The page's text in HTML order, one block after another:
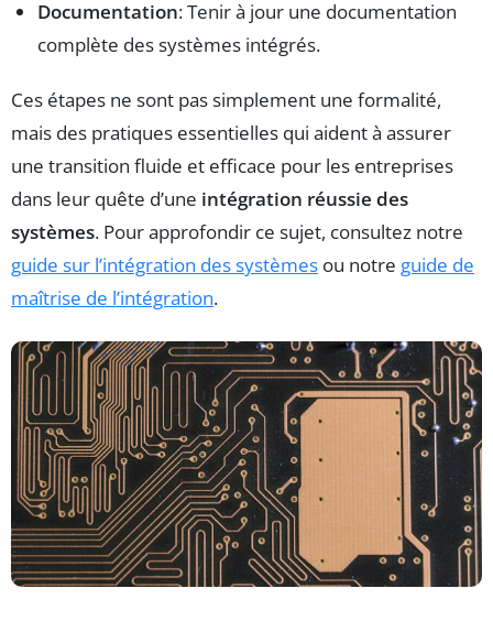
Documentation: Tenir à jour une documentation
complète des systèmes intégrés.
Ces étapes ne sont pas simplement une formalité,
mais des pratiques essentielles qui aident à assurer
une transition fluide et efficace pour les entreprises
dans leur quête d’une intégration réussie des
systèmes. Pour approfondir ce sujet, consultez notre
guide sur l’intégration des systèmes ou notre guide de
maîtrise de l’intégration.